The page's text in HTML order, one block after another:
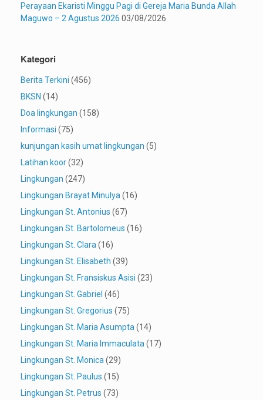
Perayaan Ekaristi Minggu Pagi di Gereja Maria Bunda Allah
Maguwo – 2 Agustus 2026 03/08/2026
Kategori
Berita Terkini (456)
BKSN (14)
Doa lingkungan (158)
Informasi (75)
kunjungan kasih umat lingkungan (5)
Latihan koor(32)
Lingkungan (247)
Lingkungan Brayat Minulya (16)
Lingkungan St. Antonius (67)
Lingkungan St. Bartolomeus (16)
Lingkungan St. Clara (16)
Lingkungan St. Elisabeth (39)
Lingkungan St. Fransiskus Asisi (23)
Lingkungan St. Gabriel (46)
Lingkungan St. Gregorius (75)
Lingkungan St. Maria Asumpta (14)
Lingkungan St. Maria Immaculata (17)
Lingkungan St. Monica (29)
Lingkungan St. Paulus (15)
Lingkungan St. Petrus (73)